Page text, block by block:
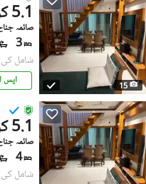
15
5.1 کروڑ
صائمہ
3
شامل کی:1 دن پہل
ایس
5.1 کروڑ
صائمہ
4
شامل کی:1 دن پہل